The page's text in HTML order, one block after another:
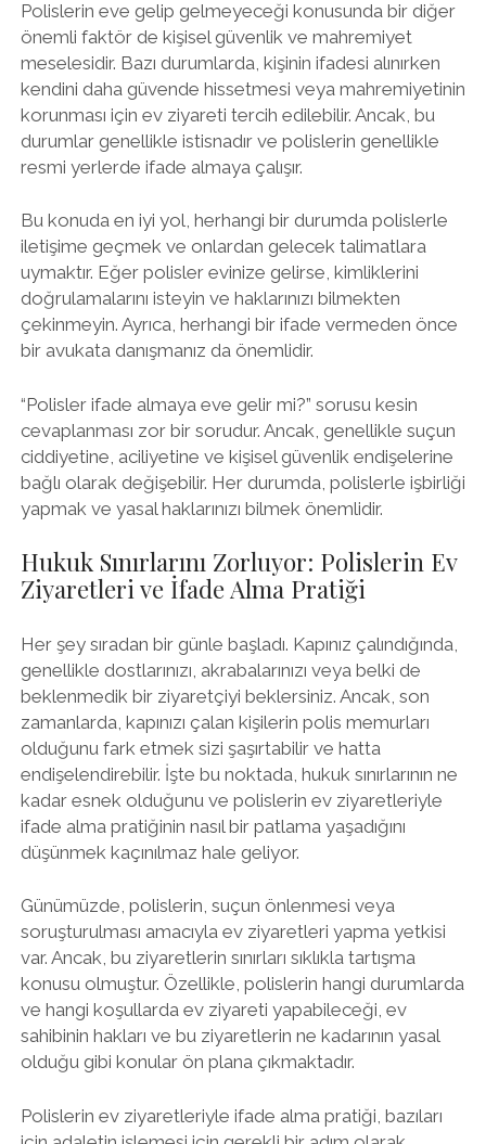
Polislerin eve gelip gelmeyeceği konusunda bir diğer
önemli faktör de kişisel güvenlik ve mahremiyet
meselesidir. Bazı durumlarda, kişinin ifadesi alınırken
kendini daha güvende hissetmesi veya mahremiyetinin
korunması için ev ziyareti tercih edilebilir. Ancak, bu
durumlar genellikle istisnadır ve polislerin genellikle
resmi yerlerde ifade almaya çalışır.
Bu konuda en iyi yol, herhangi bir durumda polislerle
iletişime geçmek ve onlardan gelecek talimatlara
uymaktır. Eğer polisler evinize gelirse, kimliklerini
doğrulamalarını isteyin ve haklarınızı bilmekten
çekinmeyin. Ayrıca, herhangi bir ifade vermeden önce
bir avukata danışmanız da önemlidir.
“Polisler ifade almaya eve gelir mi?” sorusu kesin
cevaplanması zor bir sorudur. Ancak, genellikle suçun
ciddiyetine, aciliyetine ve kişisel güvenlik endişelerine
bağlı olarak değişebilir. Her durumda, polislerle işbirliği
yapmak ve yasal haklarınızı bilmek önemlidir.
Hukuk Sınırlarını Zorluyor: Polislerin Ev
Ziyaretleri ve İfade Alma Pratiği
Her şey sıradan bir günle başladı. Kapınız çalındığında,
genellikle dostlarınızı, akrabalarınızı veya belki de
beklenmedik bir ziyaretçiyi beklersiniz. Ancak, son
zamanlarda, kapınızı çalan kişilerin polis memurları
olduğunu fark etmek sizi şaşırtabilir ve hatta
endişelendirebilir. İşte bu noktada, hukuk sınırlarının ne
kadar esnek olduğunu ve polislerin ev ziyaretleriyle
ifade alma pratiğinin nasıl bir patlama yaşadığını
düşünmek kaçınılmaz hale geliyor.
Günümüzde, polislerin, suçun önlenmesi veya
soruşturulması amacıyla ev ziyaretleri yapma yetkisi
var. Ancak, bu ziyaretlerin sınırları sıklıkla tartışma
konusu olmuştur. Özellikle, polislerin hangi durumlarda
ve hangi koşullarda ev ziyareti yapabileceği, ev
sahibinin hakları ve bu ziyaretlerin ne kadarının yasal
olduğu gibi konular ön plana çıkmaktadır.
Polislerin ev ziyaretleriyle ifade alma pratiği, bazıları